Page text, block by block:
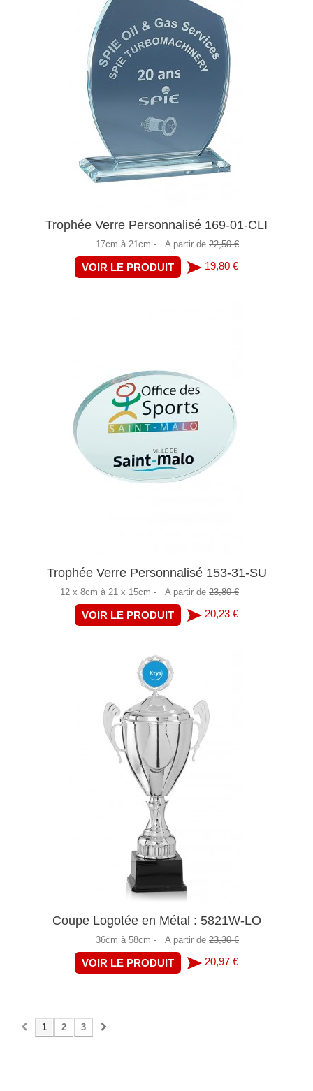
Trophée Verre Personnalisé 169-01-CLI
17cm à 21cm - A partir de 22,50 €
VOIR LE PRODUIT 19,80 €
Trophée Verre Personnalisé 153-31-SU
12 x 8cm à 21 x 15cm - A partir de 23,80 €
VOIR LE PRODUIT 20,23 €
Coupe Logotée en Métal : 5821W-LO
36cm à 58cm - A partir de 23,30 €
VOIR LE PRODUIT 20,97 €
1 2 3